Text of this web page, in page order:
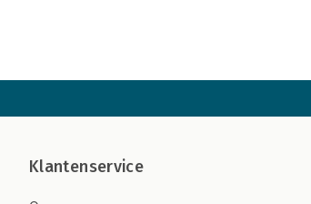
Klantenservice